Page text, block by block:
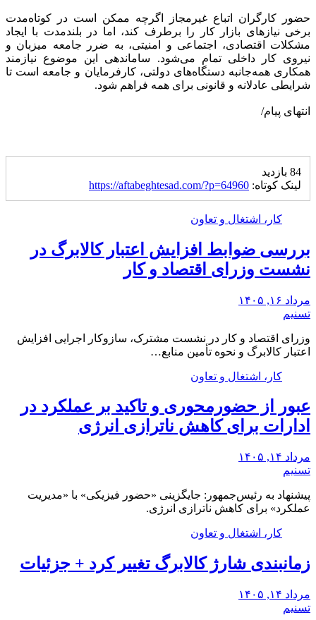
حضور کارگران اتباع غیرمجاز اگرچه ممکن است در کوتاه‌مدت
برخی نیازهای بازار کار را برطرف کند، اما در بلندمدت با ایجاد
مشکلات اقتصادی، اجتماعی و امنیتی، به ضرر جامعه میزبان و
نیروی کار داخلی تمام می‌شود. ساماندهی این موضوع نیازمند
همکاری همه‌جانبه دستگاه‌های دولتی، کارفرمایان و جامعه است تا
شرایطی عادلانه و قانونی برای همه فراهم شود.
انتهای پیام/
84 بازدید
لینک کوتاه: https://aftabeghtesad.com/?p=64960
کار، اشتغال و تعاون
بررسی ضوابط افزایش اعتبار کالابرگ در
نشست وزرای اقتصاد و کار
مرداد ۱۶, ۱۴۰۵
تسنیم
وزرای اقتصاد و کار در نشست مشترک، سازوکار‌ اجرایی افزایش
اعتبار کالابرگ و نحوه تأمین منابع…
کار، اشتغال و تعاون
عبور از حضورمحوری و تاکید بر عملکرد در
ادارات برای کاهش ناترازی انرژی
مرداد ۱۴, ۱۴۰۵
تسنیم
پیشنهاد به رئیس‌جمهور: جایگزینی «حضور فیزیکی» با «مدیریت
عملکرد» برای کاهش ناترازی انرژی.
کار، اشتغال و تعاون
زمانبندی شارژ کالابرگ تغییر کرد + جزئیات
مرداد ۱۴, ۱۴۰۵
تسنیم